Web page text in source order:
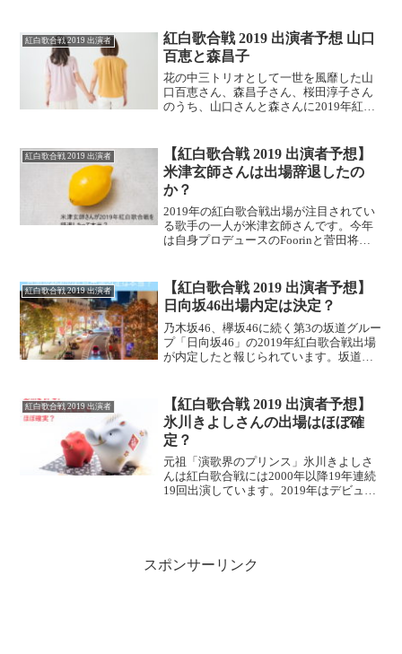
紹介しつつ浜崎さんの2019年紅白出場を
予想します。
紅白歌合戦 2019 出演者
紅白歌合戦 2019 出演者予想 山口
百恵と森昌子
花の中三トリオとして一世を風靡した山
口百恵さん、森昌子さん、桜田淳子さん
のうち、山口さんと森さんに2019年紅白
ませんし、森さんは今年引退を宣言して
いますが真実はいかに？
紅白歌合戦 2019 出演者
【紅白歌合戦 2019 出演者予想】
米津玄師さんは出場辞退したの
か？
2019年の紅白歌合戦出場が注目されてい
る歌手の一人が米津玄師さんです。今年
は自身プロデュースのFoorinと菅田将暉
ました。記事の概要と私の見解をお伝え
します。
紅白歌合戦 2019 出演者
【紅白歌合戦 2019 出演者予想】
日向坂46出場内定は決定？
乃木坂46、欅坂46に続く第3の坂道グルー
プ「日向坂46」の2019年紅白歌合戦出場
が内定したと報じられています。坂道グ
当のことでしょうか。
紅白歌合戦 2019 出演者
【紅白歌合戦 2019 出演者予想】
氷川きよしさんの出場はほぼ確
定？
元祖「演歌界のプリンス」氷川きよしさ
んは紅白歌合戦には2000年以降19年連続
19回出演しています。2019年はデビュー
スポンサーリンク